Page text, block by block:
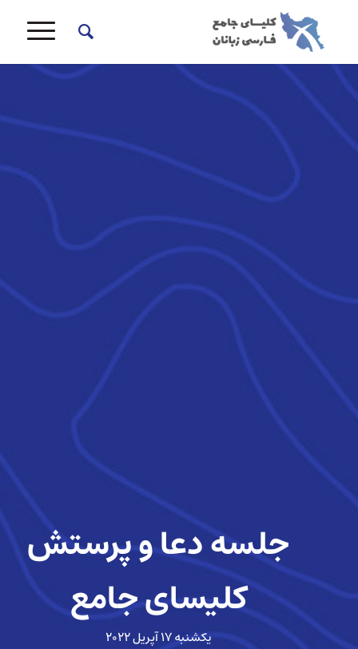
جلسه دعا و پرستش
کلیسای جامع
یکشنبه ۱۷ آپریل ۲۰۲۲